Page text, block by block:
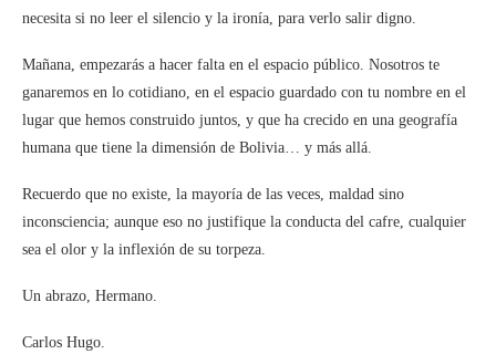
necesita si no leer el silencio y la ironía, para verlo salir digno.
Mañana, empezarás a hacer falta en el espacio público. Nosotros te
ganaremos en lo cotidiano, en el espacio guardado con tu nombre en el
lugar que hemos construido juntos, y que ha crecido en una geografía
humana que tiene la dimensión de Bolivia… y más allá.
Recuerdo que no existe, la mayoría de las veces, maldad sino
inconsciencia; aunque eso no justifique la conducta del cafre, cualquier
sea el olor y la inflexión de su torpeza.
Un abrazo, Hermano.
Carlos Hugo.